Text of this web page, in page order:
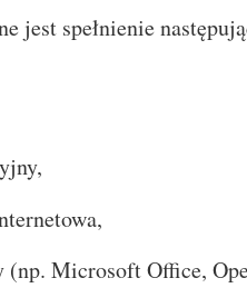
spełnienie
Microsoft Office,